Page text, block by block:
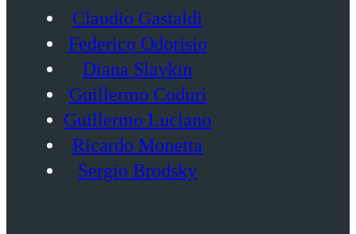
Claudio Gastaldi
Federico Odorisio
Diana Slavkin
Guillermo Coduri
Guillermo Luciano
Ricardo Monetta
Sergio Brodsky